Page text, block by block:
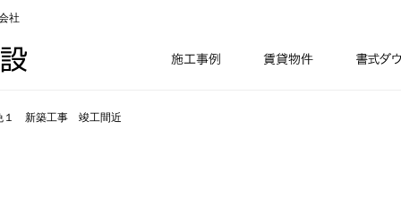
社
１ 新築工事 竣工間近